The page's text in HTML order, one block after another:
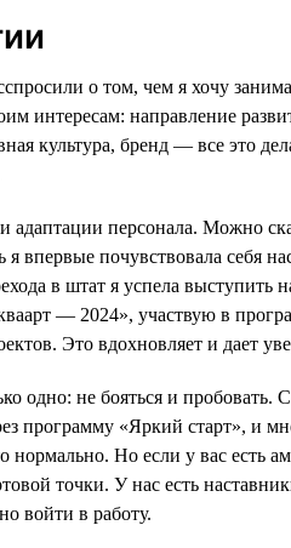
о том, чем я хочу
интересам: направление
культура, бренд — все это
персонала. Можно
впервые почувствовала себя
в штат я успела выступить
— 2024», участвую в
Это вдохновляет и дает
одно: не бояться и пробовать.
программу «Яркий старт», и
нормально. Но если у вас есть
точки. У нас есть
войти в работу.